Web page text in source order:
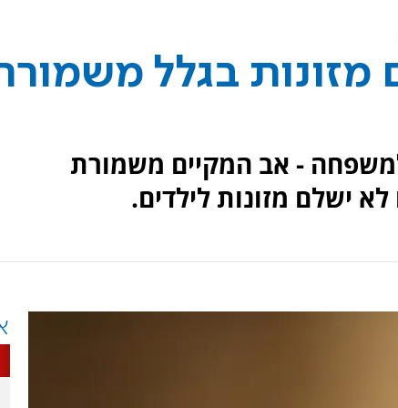
בגלל
- אב המקיים משמורת
ישלם מזונות לילדים.